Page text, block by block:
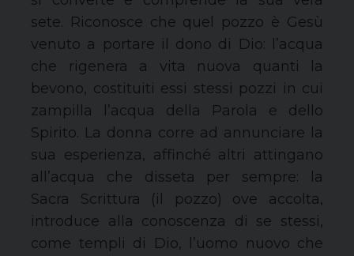
sete. Riconosce che quel pozzo è Gesù
venuto a portare il dono di Dio: l’acqua
che rigenera a vita nuova quanti la
bevono, costituiti essi stessi pozzi in cui
zampilla l’acqua della Parola e dello
Spirito. La donna corre ad annunciare la
sua esperienza, affinché altri attingano
all’acqua che disseta per sempre: la
Sacra Scrittura (il pozzo) ove accolta,
introduce alla conoscenza di se stessi,
come templi di Dio, l’uomo nuovo che